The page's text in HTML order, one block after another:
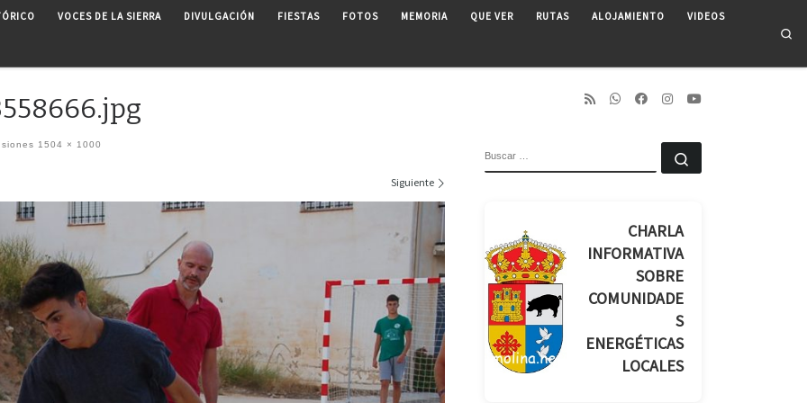
VOCES DE LA SIERRA DIVULGACIÓN FIESTAS FOTOS MEMORIA QUE VER RUTAS ALOJAMIENTO VIDEOS
1504 × 1000
Siguiente
CHARLA
INFORMATIVA
SOBRE
COMUNIDADE
S
ENERGÉTICAS
LOCALES